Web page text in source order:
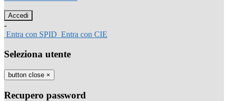
-
Entra con SPID Entra con CIE
Seleziona utente
button close ×
Recupero password